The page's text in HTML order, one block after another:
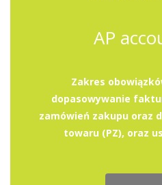
AP
Zakres
dopasowywanie
zamówień zakupu oraz
towaru (PZ), oraz